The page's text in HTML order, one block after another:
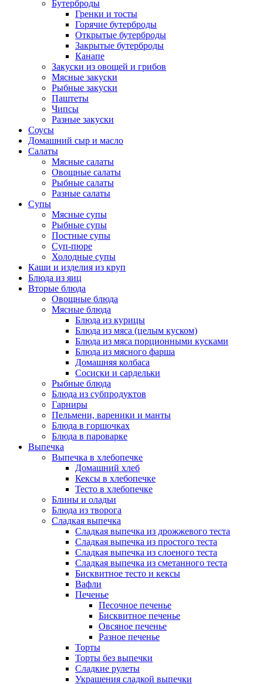
Бутерброды
Гренки и тосты
Горячие бутерброды
Открытые бутерброды
Закрытые бутерброды
Канапе
Закуски из овощей и грибов
Мясные закуски
Рыбные закуски
Паштеты
Чипсы
Разные закуски
Соусы
Домашний сыр и масло
Салаты
Мясные салаты
Овощные салаты
Рыбные салаты
Разные салаты
Супы
Мясные супы
Рыбные супы
Постные супы
Суп-пюре
Холодные супы
Каши и изделия из круп
Блюда из яиц
Вторые блюда
Овощные блюда
Мясные блюда
Блюда из курицы
Блюда из мяса (целым куском)
Блюда из мяса порционными кусками
Блюда из мясного фарша
Домашняя колбаса
Сосиски и сардельки
Рыбные блюда
Блюда из субпродуктов
Гарниры
Пельмени, вареники и манты
Блюда в горшочках
Блюда в пароварке
Выпечка
Выпечка в хлебопечке
Домашний хлеб
Кексы в хлебопечке
Тесто в хлебопечке
Блины и оладьи
Блюда из творога
Сладкая выпечка
Сладкая выпечка из дрожжевого теста
Сладкая выпечка из простого теста
Сладкая выпечка из слоеного теста
Сладкая выпечка из сметанного теста
Бисквитное тесто и кексы
Вафли
Печенье
Песочное печенье
Бисквитное печенье
Овсяное печенье
Разное печенье
Торты
Торты без выпечки
Сладкие рулеты
Украшения сладкой выпечки